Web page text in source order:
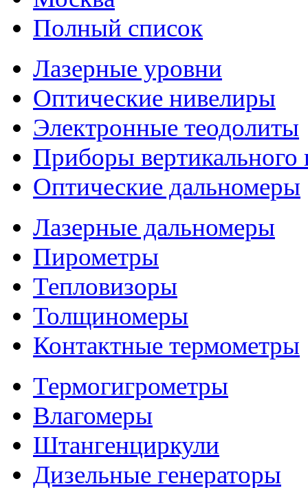
Полный список
Лазерные уровни
Оптические нивелиры
Электронные теодолиты
Приборы вертикального
Оптические дальномеры
Лазерные дальномеры
Пирометры
Тепловизоры
Толщиномеры
Контактные термометры
Термогигрометры
Влагомеры
Штангенциркули
Дизельные генераторы